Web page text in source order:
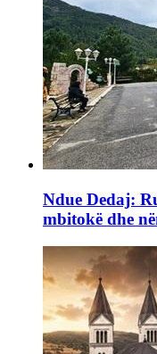
Ndue Dedaj:
mbitokë dhe